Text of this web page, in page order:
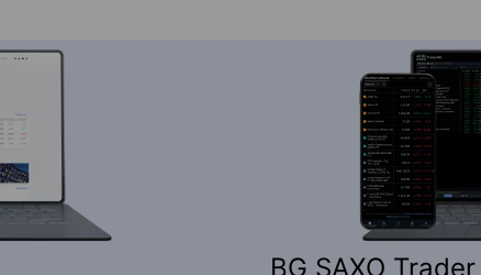
BG SAXO Trader